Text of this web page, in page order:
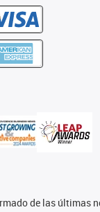
de las últimas